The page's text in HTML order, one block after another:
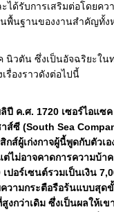
ได้รับการเสริมต่อโดยคว
พื้นฐานของงานสำคัญทั้ง
นิวตัน ซึ่งเป็นอัจฉริยะใ
รื่องราวดังต่อไปนี้
ปี ค.ศ. 1720 เซอร์ไอแ
ส์ซี (South Sea
กส์ผู้เก่งกาจผู้นี้พูดกับตัวเ
ต่ไม่อาจคาดการความบ้
เปอร์เซนต์รวมเป็นเงิน
วามกระตือรือร้นแบบสุด
งกว่าเดิม ซึ่งเป็นผลให้เ